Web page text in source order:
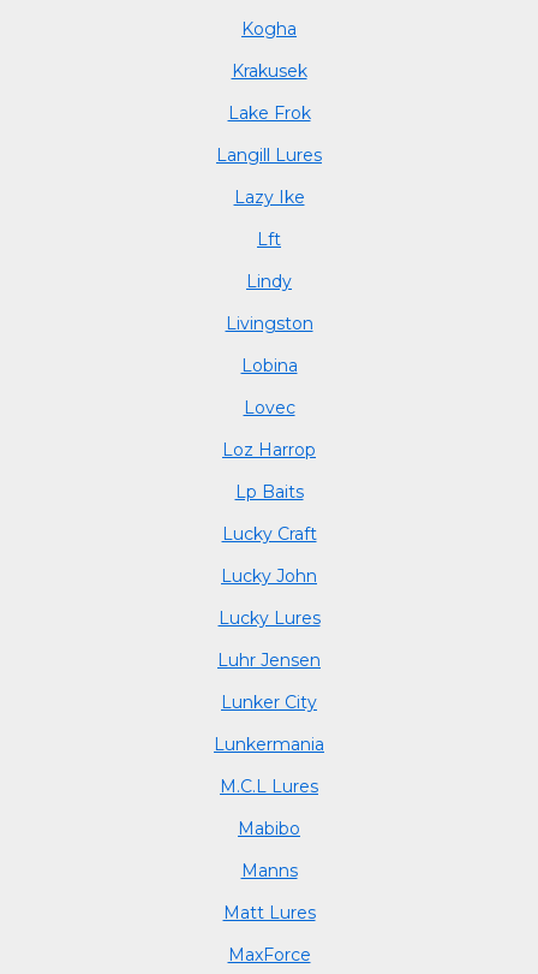
Kogha
Krakusek
Lake Frok
Langill Lures
Lazy Ike
Lft
Lindy
Livingston
Lobina
Lovec
Loz Harrop
Lp Baits
Lucky Craft
Lucky John
Lucky Lures
Luhr Jensen
Lunker City
Lunkermania
M.C.L Lures
Mabibo
Manns
Matt Lures
MaxForce